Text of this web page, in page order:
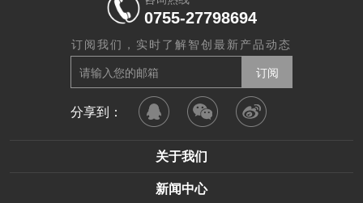
0755-27798694
订阅我们，实时了解智创最新产品动态
分享到：
关于我们
新闻中心